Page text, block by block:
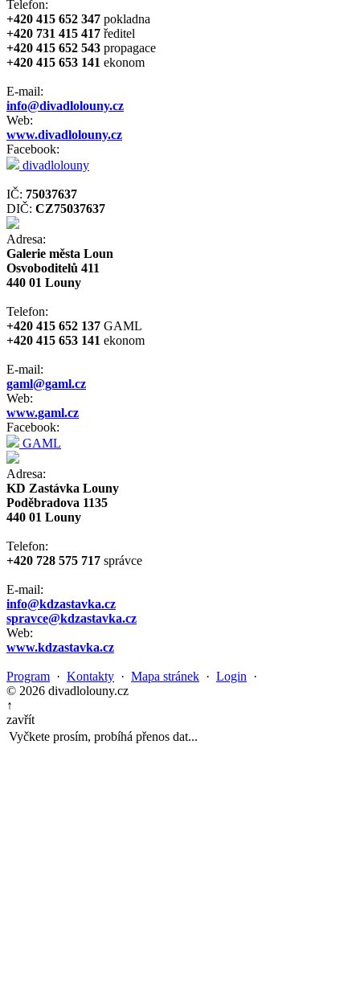
Telefon:
+420 415 652 347 pokladna
+420 731 415 417 ředitel
+420 415 652 543 propagace
+420 415 653 141 ekonom
E-mail:
info@divadlolouny.cz
Web:
www.divadlolouny.cz
Facebook:
divadlolouny
IČ: 75037637
DIČ: CZ75037637
Adresa:
Galerie města Loun
Osvoboditelů 411
440 01 Louny
Telefon:
+420 415 652 137 GAML
+420 415 653 141 ekonom
E-mail:
gaml@gaml.cz
Web:
www.gaml.cz
Facebook:
GAML
Adresa:
KD Zastávka Louny
Poděbradova 1135
440 01 Louny
Telefon:
+420 728 575 717 správce
E-mail:
info@kdzastavka.cz
spravce@kdzastavka.cz
Web:
www.kdzastavka.cz
Program · Kontakty · Mapa stránek · Login ·
© 2026 divadlolouny.cz
↑
zavřít
Vyčkete prosím, probíhá přenos dat...